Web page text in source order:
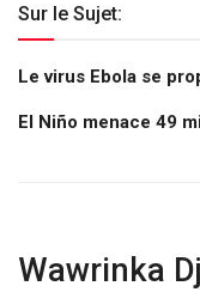
Sur le Sujet:
Le virus Ebola se
El Niño menace 49
Wawrinka